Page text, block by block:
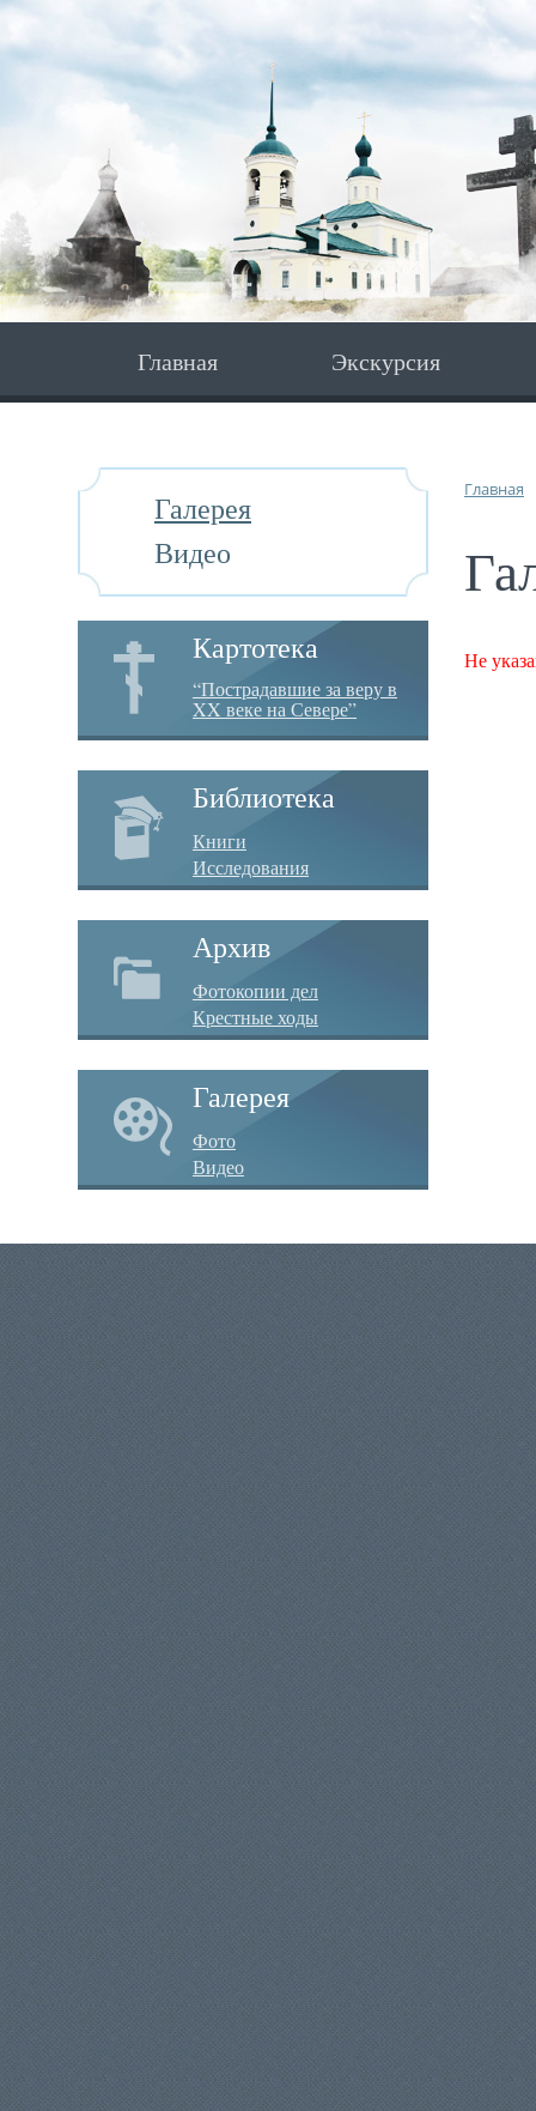
Главная Экскурсия
Галерея
Видео
Картотека
“Пострадавшие за веру в
XX веке на Севере”
Библиотека
Книги
Исследования
Архив
Фотокопии дел
Крестные ходы
Галерея
Фото
Видео
Главная
Не